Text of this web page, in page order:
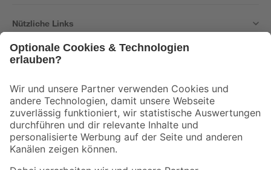
Nützliche Links
Der toom Newsletter: Keine Angebote und Aktionen mehr verpassen!
Zur Newsletter Anmeldung
Folge uns